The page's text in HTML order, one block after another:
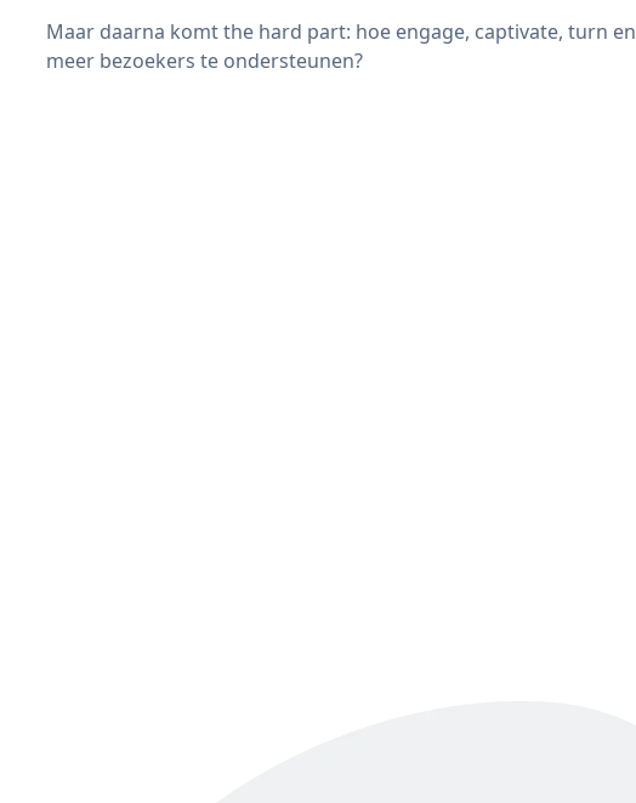
Maar daarna komt the hard part: hoe engage, captivate, turn en
meer bezoekers te ondersteunen?